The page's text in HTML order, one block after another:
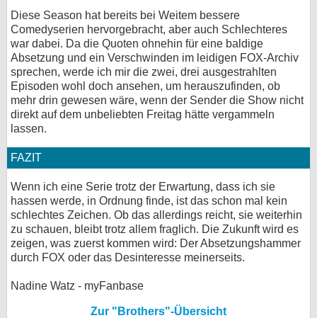
Diese Season hat bereits bei Weitem bessere
Comedyserien hervorgebracht, aber auch Schlechteres
war dabei. Da die Quoten ohnehin für eine baldige
Absetzung und ein Verschwinden im leidigen FOX-Archiv
sprechen, werde ich mir die zwei, drei ausgestrahlten
Episoden wohl doch ansehen, um herauszufinden, ob
mehr drin gewesen wäre, wenn der Sender die Show nicht
direkt auf dem unbeliebten Freitag hätte vergammeln
lassen.
FAZIT
Wenn ich eine Serie trotz der Erwartung, dass ich sie
hassen werde, in Ordnung finde, ist das schon mal kein
schlechtes Zeichen. Ob das allerdings reicht, sie weiterhin
zu schauen, bleibt trotz allem fraglich. Die Zukunft wird es
zeigen, was zuerst kommen wird: Der Absetzungshammer
durch FOX oder das Desinteresse meinerseits.
Nadine Watz - myFanbase
Zur "Brothers"-Übersicht